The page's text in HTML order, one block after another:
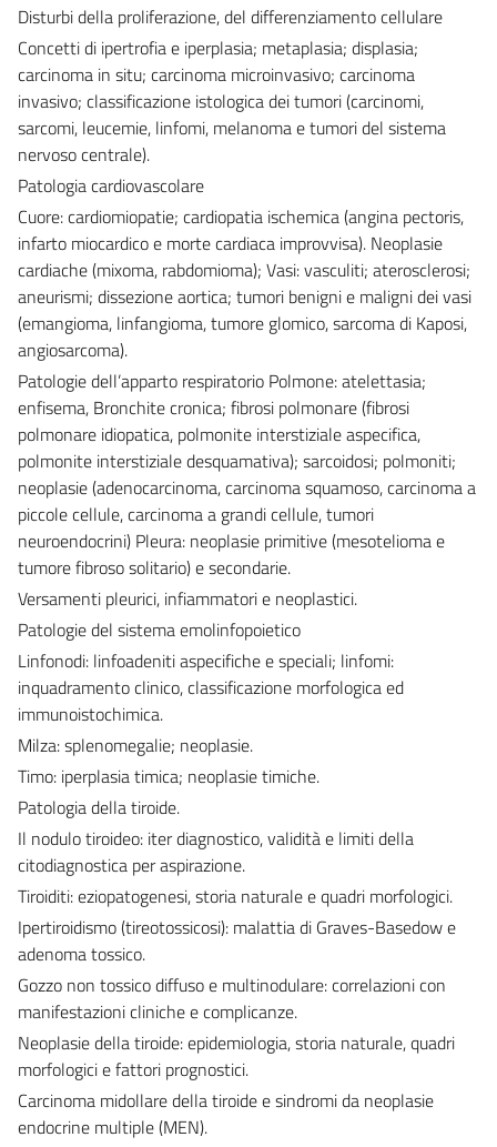
Disturbi della proliferazione, del differenziamento cellulare
Concetti di ipertrofia e iperplasia; metaplasia; displasia;
carcinoma in situ; carcinoma microinvasivo; carcinoma
invasivo; classificazione istologica dei tumori (carcinomi,
sarcomi, leucemie, linfomi, melanoma e tumori del sistema
nervoso centrale).
Patologia cardiovascolare
Cuore: cardiomiopatie; cardiopatia ischemica (angina pectoris,
infarto miocardico e morte cardiaca improvvisa). Neoplasie
cardiache (mixoma, rabdomioma); Vasi: vasculiti; aterosclerosi;
aneurismi; dissezione aortica; tumori benigni e maligni dei vasi
(emangioma, linfangioma, tumore glomico, sarcoma di Kaposi,
angiosarcoma).
Patologie dell’apparto respiratorio Polmone: atelettasia;
enfisema, Bronchite cronica; fibrosi polmonare (fibrosi
polmonare idiopatica, polmonite interstiziale aspecifica,
polmonite interstiziale desquamativa); sarcoidosi; polmoniti;
neoplasie (adenocarcinoma, carcinoma squamoso, carcinoma a
piccole cellule, carcinoma a grandi cellule, tumori
neuroendocrini) Pleura: neoplasie primitive (mesotelioma e
tumore fibroso solitario) e secondarie.
Versamenti pleurici, infiammatori e neoplastici.
Patologie del sistema emolinfopoietico
Linfonodi: linfoadeniti aspecifiche e speciali; linfomi:
inquadramento clinico, classificazione morfologica ed
immunoistochimica.
Milza: splenomegalie; neoplasie.
Timo: iperplasia timica; neoplasie timiche.
Patologia della tiroide.
Il nodulo tiroideo: iter diagnostico, validità e limiti della
citodiagnostica per aspirazione.
Tiroiditi: eziopatogenesi, storia naturale e quadri morfologici.
Ipertiroidismo (tireotossicosi): malattia di Graves-Basedow e
adenoma tossico.
Gozzo non tossico diffuso e multinodulare: correlazioni con
manifestazioni cliniche e complicanze.
Neoplasie della tiroide: epidemiologia, storia naturale, quadri
morfologici e fattori prognostici.
Carcinoma midollare della tiroide e sindromi da neoplasie
endocrine multiple (MEN).